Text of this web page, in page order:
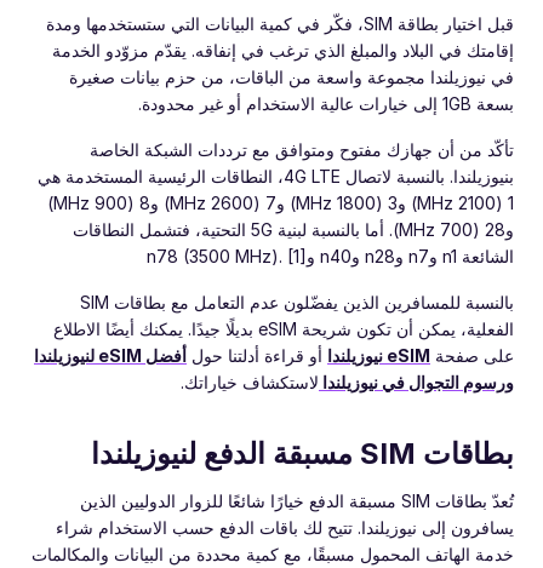
قبل اختيار بطاقة SIM، فكّر في كمية البيانات التي ستستخدمها ومدة
إقامتك في البلاد والمبلغ الذي ترغب في إنفاقه. يقدّم مزوّدو الخدمة
في نيوزيلندا مجموعة واسعة من الباقات، من حزم بيانات صغيرة
بسعة 1GB إلى خيارات عالية الاستخدام أو غير محدودة.
تأكّد من أن جهازك مفتوح ومتوافق مع ترددات الشبكة الخاصة
بنيوزيلندا. بالنسبة لاتصال 4G LTE، النطاقات الرئيسية المستخدمة هي
1 (2100 MHz) و3 (1800 MHz) و7 (2600 MHz) و8 (900 MHz)
و28 (700 MHz). أما بالنسبة لبنية 5G التحتية، فتشمل النطاقات
الشائعة n1 وn7 وn28 وn40 وn78 (3500 MHz). [1]
بالنسبة للمسافرين الذين يفضّلون عدم التعامل مع بطاقات SIM
الفعلية، يمكن أن تكون شريحة eSIM بديلًا جيدًا. يمكنك أيضًا الاطلاع
على صفحة eSIM نيوزيلندا أو قراءة أدلتنا حول أفضل eSIM لنيوزيلندا
ورسوم التجوال في نيوزيلندا لاستكشاف خياراتك.
بطاقات SIM مسبقة الدفع لنيوزيلندا
تُعدّ بطاقات SIM مسبقة الدفع خيارًا شائعًا للزوار الدوليين الذين
يسافرون إلى نيوزيلندا. تتيح لك باقات الدفع حسب الاستخدام شراء
خدمة الهاتف المحمول مسبقًا، مع كمية محددة من البيانات والمكالمات